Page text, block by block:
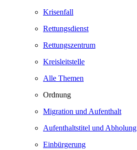
Krisenfall
Rettungsdienst
Rettungszentrum
Kreisleitstelle
Alle Themen
Ordnung
Migration und Aufenthalt
Aufenthaltstitel und Abholung
Einbürgerung